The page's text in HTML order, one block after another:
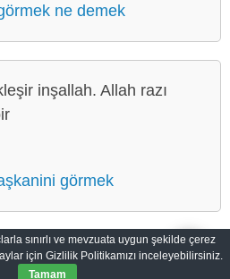
ne demek
inşallah. Allah razı
görmek
Yansıması Gizlilik Politikası
sınırlı ve mevzuata uygun şekilde çerez
için Gizlilik Politikamızı inceleyebilirsiniz.
Tamam